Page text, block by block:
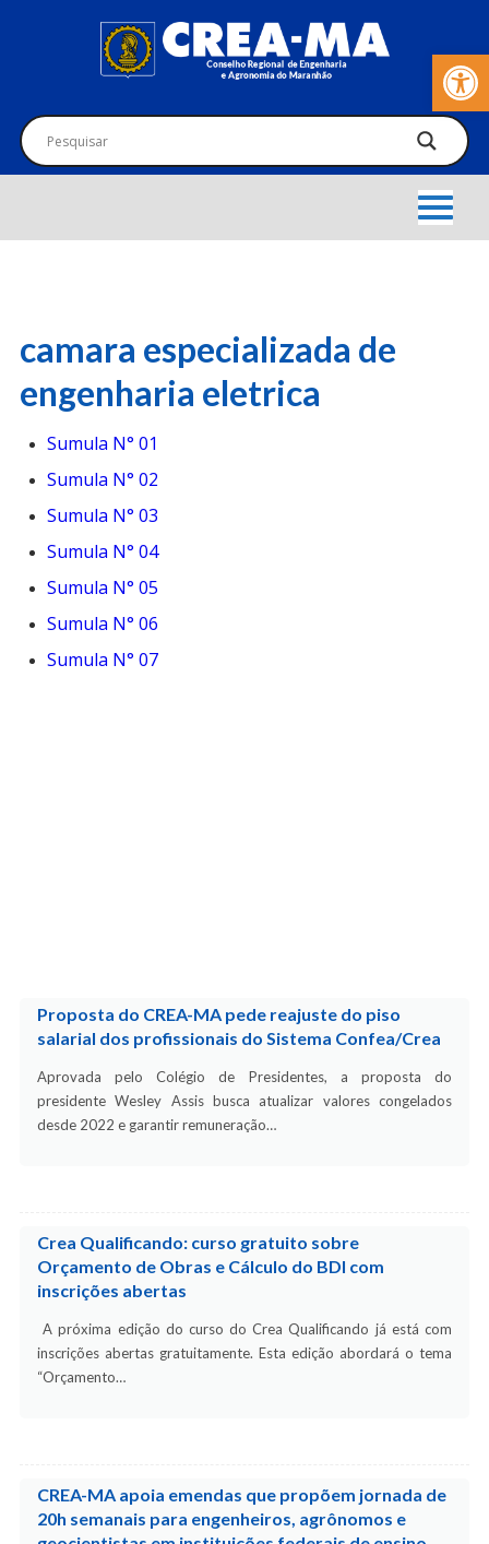
Barra de
camara especializada de
engenharia eletrica
Sumula N° 01
Sumula N° 02
Sumula N° 03
Sumula N° 04
Sumula N° 05
Sumula N° 06
Sumula N° 07
Proposta do CREA-MA pede reajuste do piso
salarial dos profissionais do Sistema Confea/Crea
Aprovada pelo Colégio de Presidentes, a proposta do
presidente Wesley Assis busca atualizar valores congelados
desde 2022 e garantir remuneração…
Crea Qualificando: curso gratuito sobre
Orçamento de Obras e Cálculo do BDI com
inscrições abertas
A próxima edição do curso do Crea Qualificando já está com
inscrições abertas gratuitamente. Esta edição abordará o tema
“Orçamento…
CREA-MA apoia emendas que propõem jornada de
20h semanais para engenheiros, agrônomos e